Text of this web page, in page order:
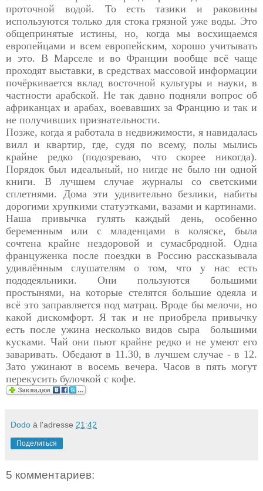
проточной водой. То есть тазики и раковины
используются только для стока грязной уже воды. Это
общепринятые истины, но, когда мы восхищаемся
европейцами и всем европейским, хорошо учитывать
и это. В Марселе и во Франции вообще всё чаще
проходят выставки, в средствах массовой информации
почёркивается вклад восточной культуры и науки, в
частности арабской. Не так давно подняли вопрос об
африканцах и арабах, воевавших за Францию и так и
не получивших признательности.
Позже, когда я работала в недвижимости, я навидалась
вилл и квартир, где, судя по всему, полы мылись
крайне редко (подозреваю, что скорее никогда).
Порядок был идеальный, но нигде не было ни одной
книги. В лучшем случае журналы со светскими
сплетнями. Дома эти удивительно безлики, набиты
дорогими хрупкими статуэтками, вазами и картинами.
Наша привычка гулять каждый день, особенно
беременным или с младенцами в коляске, была
сочтена крайне нездоровой и сумасбродной. Одна
француженка после поездки в Россию рассказывала
удивлённым слушателям о том, что у нас есть
пододеяльники. Они пользуются большими
простынями, на которые стелятся большие одеяла и
всё это заправляется под матрац. Вроде бы мелочи, но
какой дискомфорт. Я так и не приобрела привычку
есть после ужина несколько видов сыра большими
кусками. Чай они пьют крайне редко и не умеют его
заваривать. Обедают в 11.30, в лучшем случае - в 12.
Зато ужинают в восемь вечера. Часов в пять могут
перекусить булочкой с кофе.
Dodo à l'adresse 21:42
Поделиться
5 комментариев: